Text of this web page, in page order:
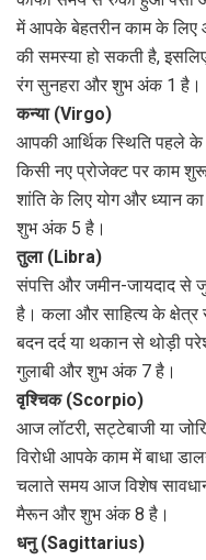
में आपके बेहतरीन काम के लिए
की समस्या हो सकती है,
रंग सुनहरा और शुभ अंक 1 है।
कन्या (Virgo)
आपकी आर्थिक स्थिति पहले के
किसी नए प्रोजेक्ट पर काम
शांति के लिए योग और ध्यान
शुभ अंक 5 है।
तुला (Libra)
संपत्ति और जमीन-जायदाद से
है। कला और साहित्य के क्षेत्र
बदन दर्द या थकान से थोड़ी
गुलाबी और शुभ अंक 7 है।
वृश्चिक (Scorpio)
आज लॉटरी, सट्टेबाजी या
विरोधी आपके काम में बाधा
चलाते समय आज विशेष
मैरून और शुभ अंक 8 है।
धनु (Sagittarius)